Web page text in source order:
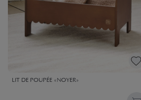
LIT DE POUPÉE «NOYER»